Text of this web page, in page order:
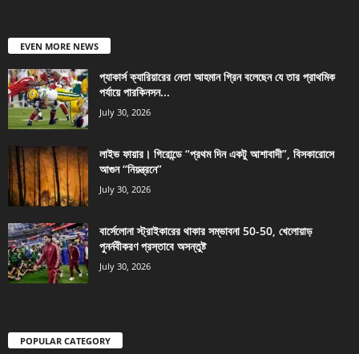
EVEN MORE NEWS
প্যাকার্স ক্যারিয়ারের নেতা আহমান গ্রিন বলেছেন যে তার প্রাথমিক
পর্যায়ে পারকিনসন...
July 30, 2026
লাইভ ফায়ার। গিরোন্ডে “প্রথম দিন একটু আশাবাদী”, বিসকারোসে
আগুন “নিয়ন্ত্রনে”
July 30, 2026
বার্সেলোনা স্ট্রাইকারের থাকার সম্ভাবনা 50-50, খেলোয়াড়
পুনর্নবীকরণ প্রস্তাবে অসন্তুষ্ট
July 30, 2026
POPULAR CATEGORY